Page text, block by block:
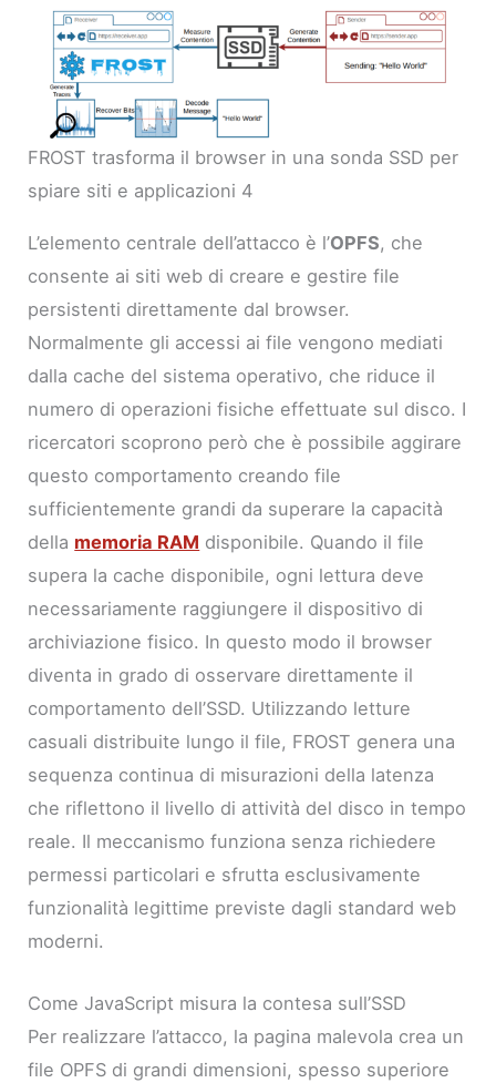
FROST trasforma il browser in una sonda SSD per
spiare siti e applicazioni 4
L’elemento centrale dell’attacco è l’OPFS, che
consente ai siti web di creare e gestire file
persistenti direttamente dal browser.
Normalmente gli accessi ai file vengono mediati
dalla cache del sistema operativo, che riduce il
numero di operazioni fisiche effettuate sul disco. I
ricercatori scoprono però che è possibile aggirare
questo comportamento creando file
sufficientemente grandi da superare la capacità
della memoria RAM disponibile. Quando il file
supera la cache disponibile, ogni lettura deve
necessariamente raggiungere il dispositivo di
archiviazione fisico. In questo modo il browser
diventa in grado di osservare direttamente il
comportamento dell’SSD. Utilizzando letture
casuali distribuite lungo il file, FROST genera una
sequenza continua di misurazioni della latenza
che riflettono il livello di attività del disco in tempo
reale. Il meccanismo funziona senza richiedere
permessi particolari e sfrutta esclusivamente
funzionalità legittime previste dagli standard web
moderni.
Come JavaScript misura la contesa sull’SSD
Per realizzare l’attacco, la pagina malevola crea un
file OPFS di grandi dimensioni, spesso superiore